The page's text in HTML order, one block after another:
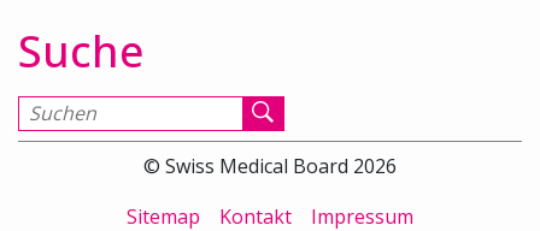
Suche
Suchen nach
© Swiss Medical Board 2026
Sitemap
Kontakt Impressum